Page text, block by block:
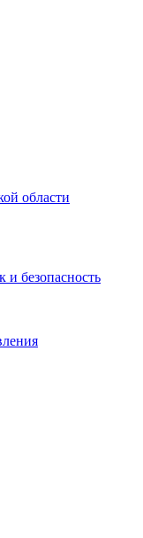
области
безопасность